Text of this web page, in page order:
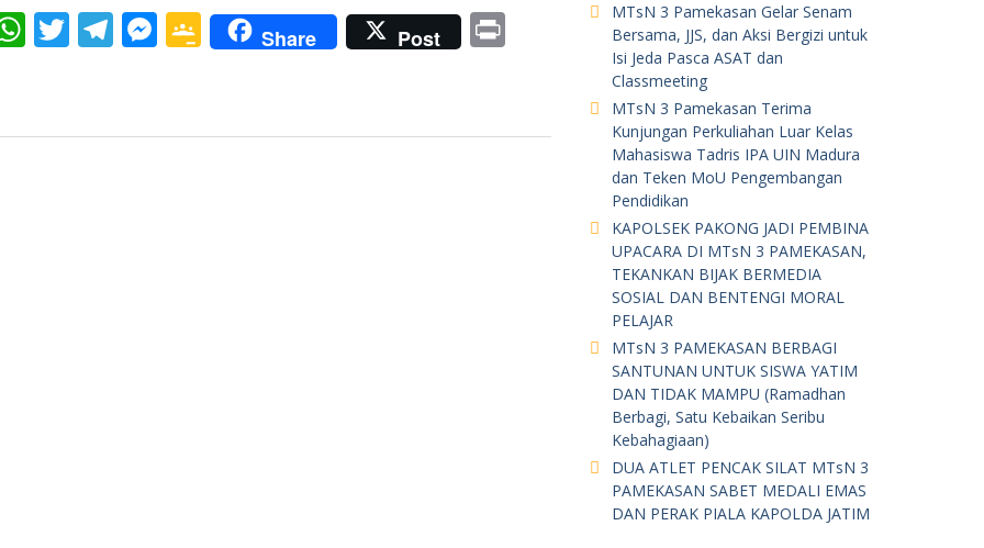
W
s
T
er
T
gr
M
e
G
o
gl
Share Post Pr
MTsN 3 Pamekasan Gelar Senam
Bersama, JJS, dan Aksi Bergizi untuk
Isi Jeda Pasca ASAT dan
Classmeeting
MTsN 3 Pamekasan Terima
Kunjungan Perkuliahan Luar Kelas
Mahasiswa Tadris IPA UIN Madura
dan Teken MoU Pengembangan
Pendidikan
KAPOLSEK PAKONG JADI PEMBINA
UPACARA DI MTsN 3 PAMEKASAN,
TEKANKAN BIJAK BERMEDIA
SOSIAL DAN BENTENGI MORAL
PELAJAR
MTsN 3 PAMEKASAN BERBAGI
SANTUNAN UNTUK SISWA YATIM
DAN TIDAK MAMPU (Ramadhan
Berbagi, Satu Kebaikan Seribu
Kebahagiaan)
DUA ATLET PENCAK SILAT MTsN 3
PAMEKASAN SABET MEDALI EMAS
DAN PERAK PIALA KAPOLDA JATIM